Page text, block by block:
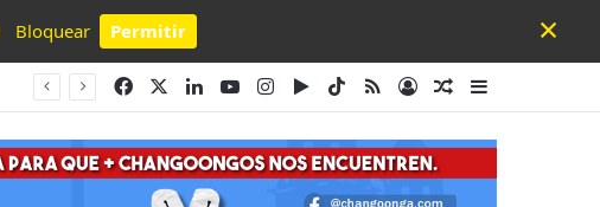
Bloquear Permitir
Powered by SendPulse
×
FacebookLinkedInYouTubeInstagram
Google Play
TikTok
RSSAccesoPublicación al
Barra lateral